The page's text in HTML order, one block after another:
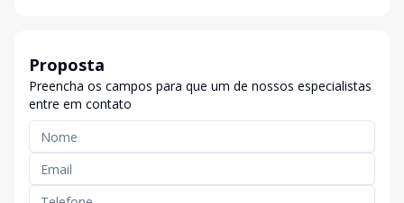
Proposta
Preencha os campos para que um de nossos especialistas
entre em contato